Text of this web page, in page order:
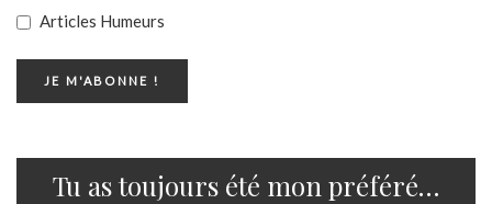
Articles Humeurs
Tu as toujours été mon préféré…